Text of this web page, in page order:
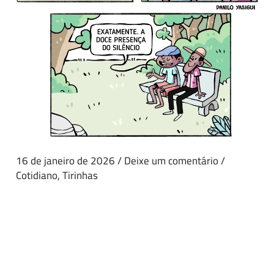
16 de janeiro de 2026/Deixe um comentário/
Cotidiano,Tirinhas